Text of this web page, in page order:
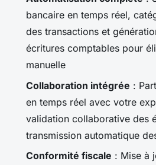
bancaire en temps réel,
des transactions et
écritures comptables pour
manuelle
Collaboration intégrée :
en temps réel avec votre
validation collaborative des
transmission automatique
Conformité fiscale : Mise à